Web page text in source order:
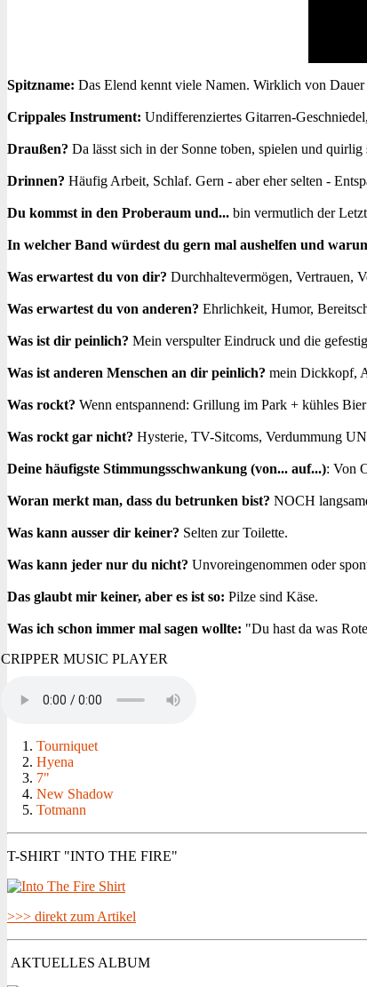
Spitzname: Das Elend kennt viele Namen. Wirklich von
Crippales Instrument: Undifferenziertes Gitarren-
Draußen? Da lässt sich in der Sonne toben, spielen und quirlig
Drinnen? Häufig Arbeit, Schlaf. Gern - aber eher selten -
Du kommst in den Proberaum und... bin vermutlich der
In welcher Band würdest du gern mal aushelfen und
Was erwartest du von dir? Durchhaltevermögen, Vertrauen,
Was erwartest du von anderen? Ehrlichkeit, Humor,
Was ist dir peinlich? Mein verspulter Eindruck und die
Was ist anderen Menschen an dir peinlich? mein Dickkopf,
Was rockt? Wenn entspannend: Grillung im Park + kühles
Was rockt gar nicht? Hysterie, TV-Sitcoms, Verdummung
Deine häufigste Stimmungsschwankung (von... auf...): Von
Woran merkt man, dass du betrunken bist? NOCH
Was kann ausser dir keiner? Selten zur Toilette.
Was kann jeder nur du nicht? Unvoreingenommen oder
Das glaubt mir keiner, aber es ist so: Pilze sind Käse.
Was ich schon immer mal sagen wollte: "Du hast da was
CRIPPER MUSIC PLAYER
Tourniquet
Hyena
7"
New Shadow
Totmann
T-SHIRT "INTO THE FIRE"
>>> direkt zum Artikel
AKTUELLES ALBUM